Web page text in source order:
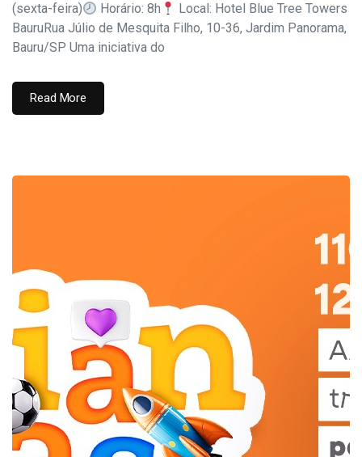
(sexta-feira)
Horário: 8h
Local: Hotel Blue Tree Towers
BauruRua Júlio de Mesquita Filho, 10-36, Jardim Panorama,
Bauru/SP Uma iniciativa do
Read More